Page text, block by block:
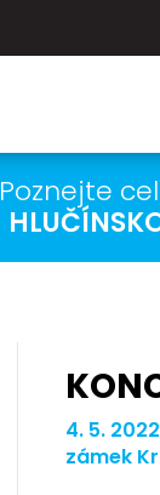
Poznejte
4. 5.
zámek